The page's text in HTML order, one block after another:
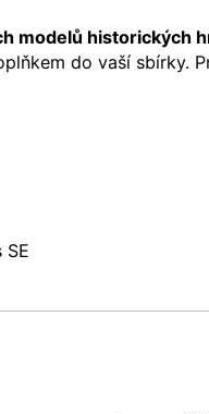
modelů historických
do vaší sbírky.
SE